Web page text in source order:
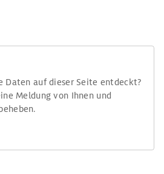
Daten auf dieser Seite entdeckt?
Meldung von Ihnen und